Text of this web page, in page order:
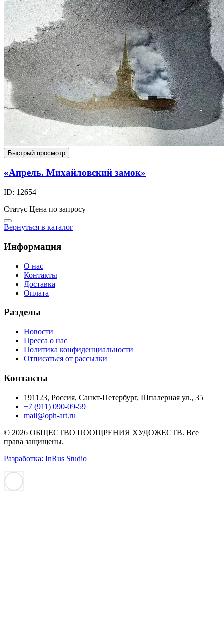
Быстрый просмотр
«Апрель. Михайловский замок»
ID: 12654
Статус Цена по запросу
Вернуться в каталог
Информация
О нас
Контакты
Доставка
Оплата
Разделы
Новости
Пресса о нас
Политика конфиденциальности
Отписаться от рассылки
Контакты
191123, Россия, Санкт-Петербург, Шпалерная ул., 35
+7 (911) 090-09-59
mail@oph-art.ru
© 2026 ОБЩЕСТВО ПООЩРЕНИЯ ХУДОЖЕСТВ. Все
права защищены.
Разработка: InRus Studio